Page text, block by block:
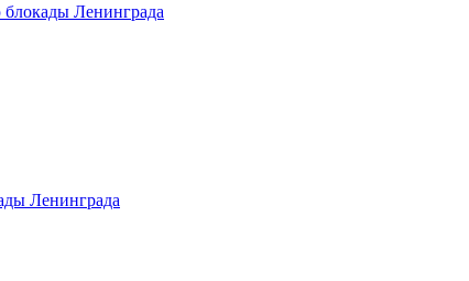
Ленинграда
Ленинграда